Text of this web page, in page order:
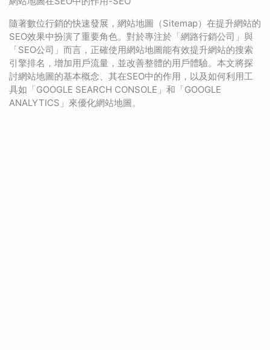
隨著數位行銷的快速發展，網站地圖（Sitemap）在提升網站的
SEO效果中扮演了重要角色。對於專注於「網路行銷公司」與
「SEO公司」而言，正確使用網站地圖能有效提升網站的搜索
引擎排名，增加用戶流量，並改善整體的用戶體驗。本文將探
討網站地圖的基本概念、其在SEO中的作用，以及如何利用工
具如「GOOGLE SEARCH CONSOLE」和「GOOGLE
ANALYTICS」來優化網站地圖。